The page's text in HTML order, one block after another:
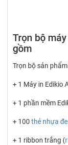
Trọn bộ
gồm
Trọn bộ sản
+ 1 Máy in Edikio
+ 1 phần mềm
+ 100 thẻ nhựa
+ 1 ribbon trắng (